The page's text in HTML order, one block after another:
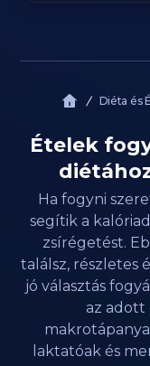
Diéta és
Ételek
Ha fogyni
segítik a
zsírégetést.
találsz, részletes
jó választás
az adott
laktatóak és